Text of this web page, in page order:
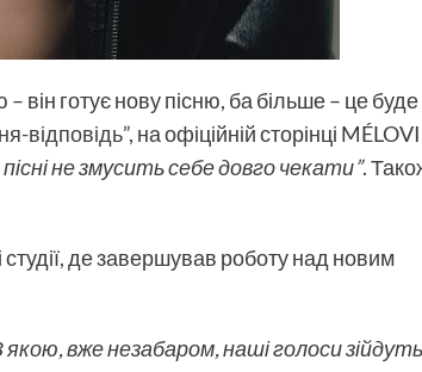
він готує нову пісню, ба більше – це буде
відповідь”, на офіційній сторінці
пісні не змусить себе довго чекати”.
студії, де завершував роботу над новим
вже незабаром, наші голоси